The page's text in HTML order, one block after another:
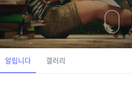
알립니다 갤러리